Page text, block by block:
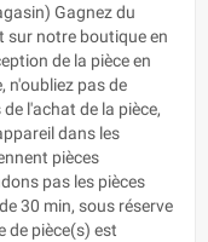
Gagnez du
sur notre boutique en
de la pièce en
n'oubliez pas de
l'achat de la pièce,
dans les
pièces
pas les pièces
30 min, sous réserve
de pièce(s) est